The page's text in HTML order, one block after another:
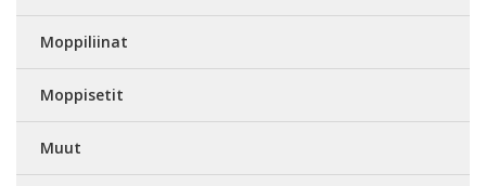
Moppiliinat
Moppisetit
Muut